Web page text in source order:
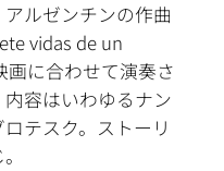
ルゼンチンの作曲
vidas de un
画に合わせて演奏さ
容はいわゆるナン
テスク。ストーリ